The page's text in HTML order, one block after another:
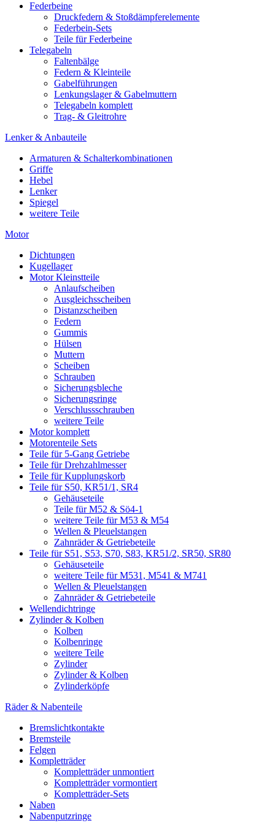
Federbeine
Druckfedern & Stoßdämpferelemente
Federbein-Sets
Teile für Federbeine
Telegabeln
Faltenbälge
Federn & Kleinteile
Gabelführungen
Lenkungslager & Gabelmuttern
Telegabeln komplett
Trag- & Gleitrohre
Lenker & Anbauteile
Armaturen & Schalterkombinationen
Griffe
Hebel
Lenker
Spiegel
weitere Teile
Motor
Dichtungen
Kugellager
Motor Kleinstteile
Anlaufscheiben
Ausgleichsscheiben
Distanzscheiben
Federn
Gummis
Hülsen
Muttern
Scheiben
Schrauben
Sicherungsbleche
Sicherungsringe
Verschlussschrauben
weitere Teile
Motor komplett
Motorenteile Sets
Teile für 5-Gang Getriebe
Teile für Drehzahlmesser
Teile für Kupplungskorb
Teile für S50, KR51/1, SR4
Gehäuseteile
Teile für M52 & Sö4-1
weitere Teile für M53 & M54
Wellen & Pleuelstangen
Zahnräder & Getriebeteile
Teile für S51, S53, S70, S83, KR51/2, SR50, SR80
Gehäuseteile
weitere Teile für M531, M541 & M741
Wellen & Pleuelstangen
Zahnräder & Getriebeteile
Wellendichtringe
Zylinder & Kolben
Kolben
Kolbenringe
weitere Teile
Zylinder
Zylinder & Kolben
Zylinderköpfe
Räder & Nabenteile
Bremslichtkontakte
Bremsteile
Felgen
Kompletträder
Kompletträder unmontiert
Kompletträder vormontiert
Kompletträder-Sets
Naben
Nabenputzringe